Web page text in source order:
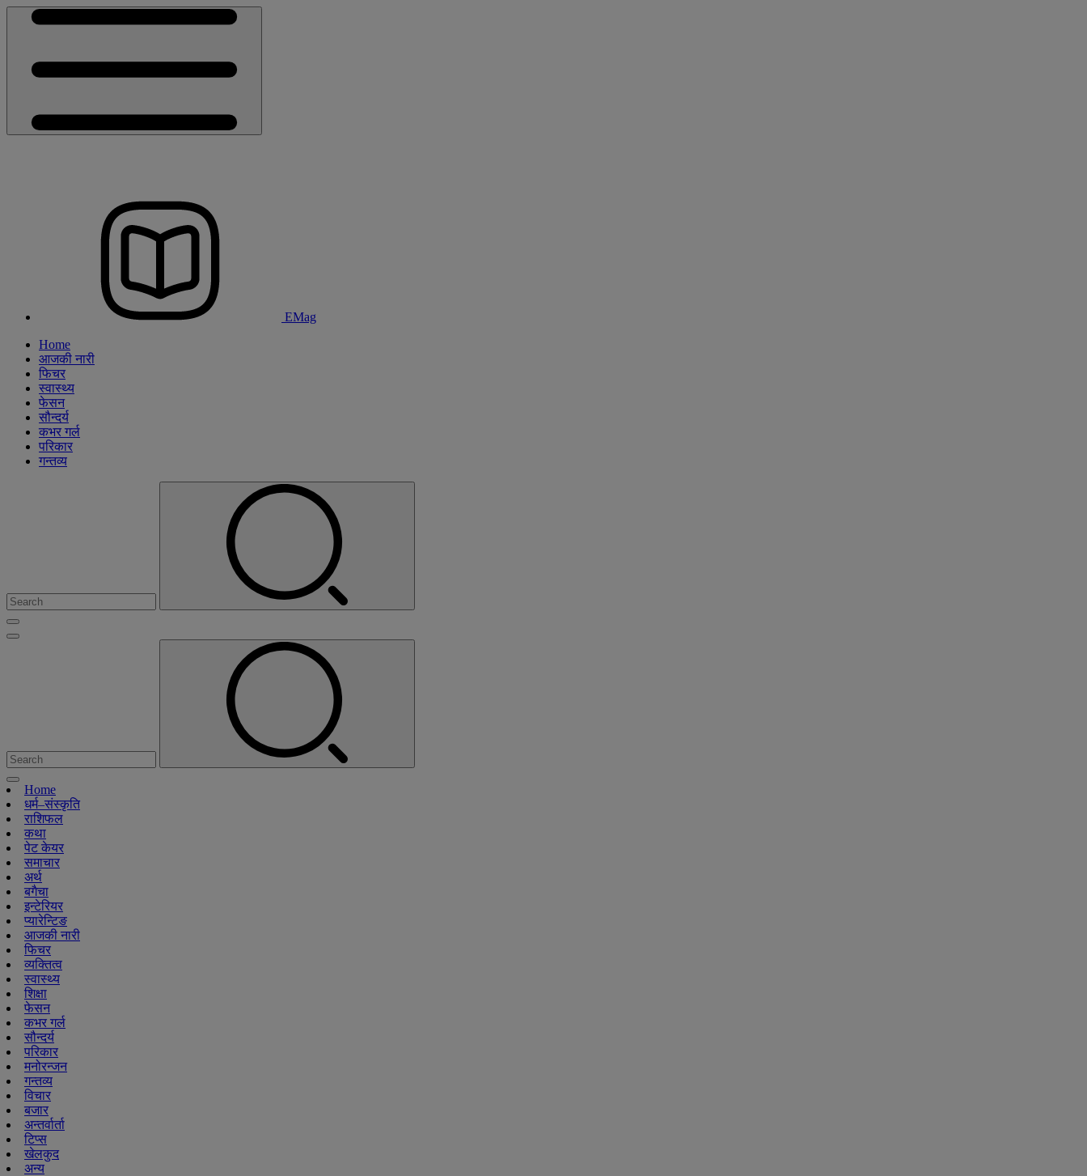
EMag
Home
आजकी नारी
फिचर
स्वास्थ्य
फेसन
सौन्दर्य
कभर गर्ल
परिकार
गन्तव्य
Home
धर्म–संस्कृति
राशिफल
कथा
पेट केयर
समाचार
अर्थ
बगैचा
इन्टेरियर
प्यारेन्टिङ
आजकी नारी
फिचर
व्यक्तित्व
स्वास्थ्य
शिक्षा
फेसन
कभर गर्ल
सौन्दर्य
परिकार
मनोरन्जन
गन्तव्य
विचार
बजार
अन्तर्वार्ता
टिप्स
खेलकुद
अन्य